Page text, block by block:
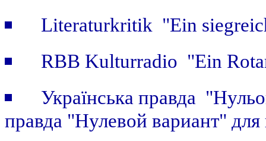
Literaturkritik "Ein
RBB Kulturradio "Ein
Українська правда
правда "Нулевой вариант"